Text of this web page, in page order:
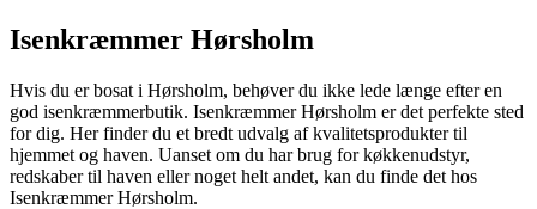
Isenkræmmer Hørsholm
Hvis du er bosat i Hørsholm, behøver du ikke lede længe efter en
god isenkræmmerbutik. Isenkræmmer Hørsholm er det perfekte sted
for dig. Her finder du et bredt udvalg af kvalitetsprodukter til
hjemmet og haven. Uanset om du har brug for køkkenudstyr,
redskaber til haven eller noget helt andet, kan du finde det hos
Isenkræmmer Hørsholm.